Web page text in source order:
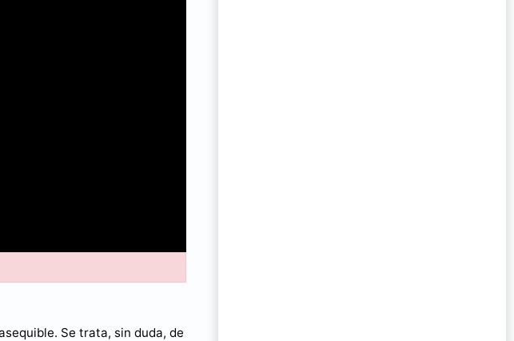
Se trata, sin duda, de